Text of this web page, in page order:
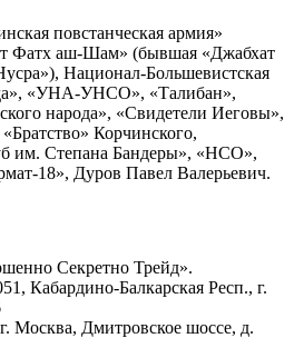
повстанческая армия»
аш-Шам» (бывшая «Джабхат
Национал-Большевистская
«УНА-УНСО», «Талибан»,
народа», «Свидетели Иеговы»,
Корчинского,
им. Степана Бандеры», «НСО»,
18», Дуров Павел Валерьевич.
Секретно Трейд».
Кабардино-Балкарская Респ., г.
Москва, Дмитровское шоссе, д.